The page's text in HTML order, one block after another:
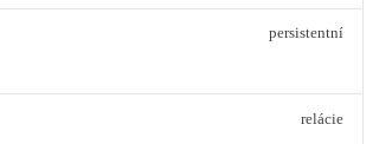
persistentní
relácie